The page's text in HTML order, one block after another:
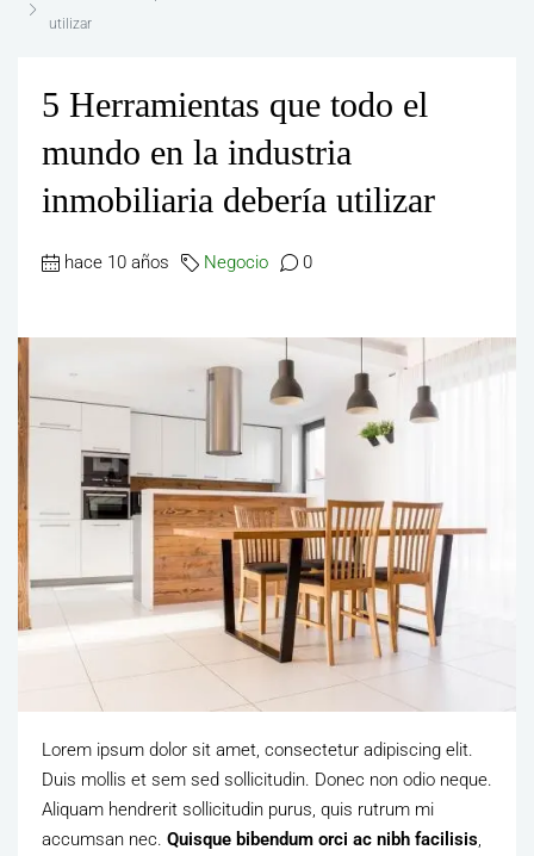
utilizar
5 Herramientas que todo el
mundo en la industria
inmobiliaria debería utilizar
hace 10 años Negocio 0
Lorem ipsum dolor sit amet, consectetur adipiscing elit.
Duis mollis et sem sed sollicitudin. Donec non odio neque.
Aliquam hendrerit sollicitudin purus, quis rutrum mi
accumsan nec. Quisque bibendum orci ac nibh facilisis